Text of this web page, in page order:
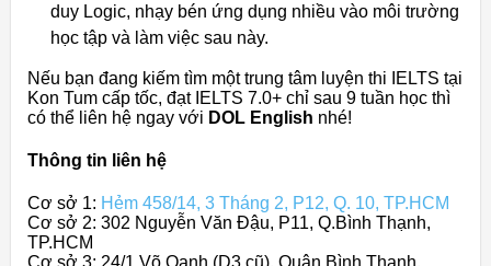
duy Logic, nhạy bén ứng dụng nhiều vào môi trường
học tập và làm việc sau này.
Nếu bạn đang kiếm tìm một trung tâm luyện thi IELTS tại
Kon Tum cấp tốc, đạt IELTS 7.0+ chỉ sau 9 tuần học thì
có thể liên hệ ngay với DOL English nhé!
Thông tin liên hệ
Cơ sở 1: Hẻm 458/14, 3 Tháng 2, P12, Q. 10, TP.HCM
Cơ sở 2: 302 Nguyễn Văn Đậu, P11, Q.Bình Thạnh,
TP.HCM